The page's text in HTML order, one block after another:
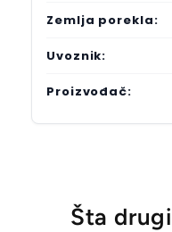
Zemlja porekla:
Uvoznik:
Proizvođač:
Šta